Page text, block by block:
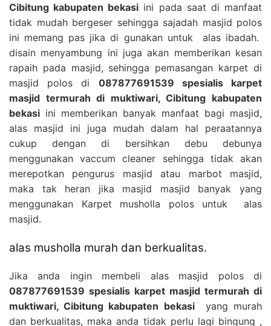
Cibitung kabupaten bekasi ini pada saat di manfaat
tidak mudah bergeser sehingga sajadah masjid polos
ini memang pas jika di gunakan untuk alas ibadah.
disain menyambung ini juga akan memberikan kesan
rapaih pada masjid, sehingga pemasangan karpet di
masjid polos di 087877691539 spesialis karpet
masjid termurah di muktiwari, Cibitung kabupaten
bekasi ini memberikan banyak manfaat bagi masjid,
alas masjid ini juga mudah dalam hal peraatannya
cukup dengan di bersihkan debu debunya
menggunakan vaccum cleaner sehingga tidak akan
merepotkan pengurus masjid atau marbot masjid,
maka tak heran jika masjid masjid banyak yang
menggunakan Karpet musholla polos untuk alas
masjid.
alas musholla murah dan berkualitas.
Jika anda ingin membeli alas masjid polos di
087877691539 spesialis karpet masjid termurah di
muktiwari, Cibitung kabupaten bekasiyang murah
dan berkualitas, maka anda tidak perlu lagi bingung ,